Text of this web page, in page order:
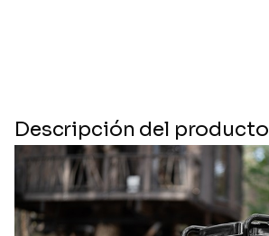
Descripción del producto